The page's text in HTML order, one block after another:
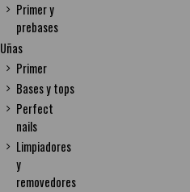
Primer y
prebases
Uñas
Primer
Bases y tops
Perfect
nails
Limpiadores
y
removedores